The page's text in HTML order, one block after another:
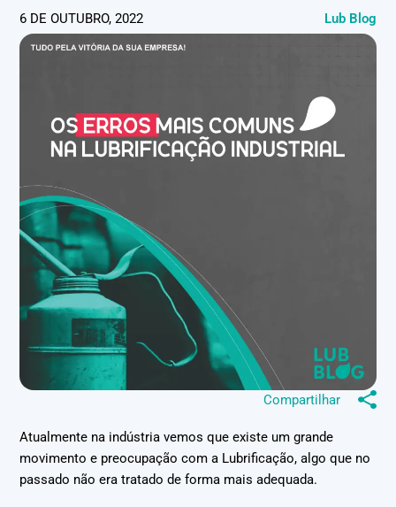
6 DE OUTUBRO, 2022 Lub Blog
Compartilhar
Atualmente na indústria vemos que existe um grande
movimento e preocupação com a Lubrificação, algo que no
passado não era tratado de forma mais adequada.